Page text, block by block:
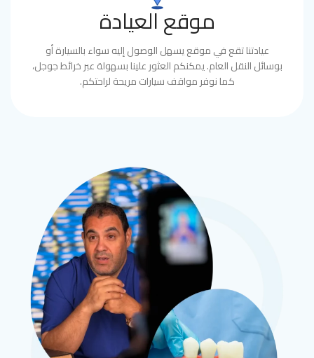
موقع العيادة
عيادتنا تقع في موقع يسهل الوصول إليه سواء بالسيارة أو
بوسائل النقل العام. يمكنكم العثور علينا بسهولة عبر خرائط جوجل،
كما نوفر مواقف سيارات مريحة لراحتكم.